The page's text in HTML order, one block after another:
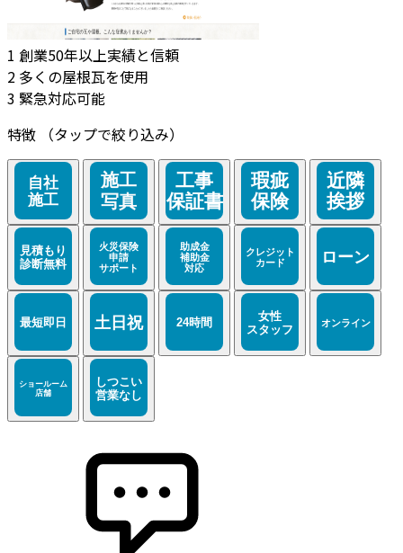
1 創業50年以上実績と信頼
2 多くの屋根瓦を使用
3 緊急対応可能
特徴
（タップで絞り込み）